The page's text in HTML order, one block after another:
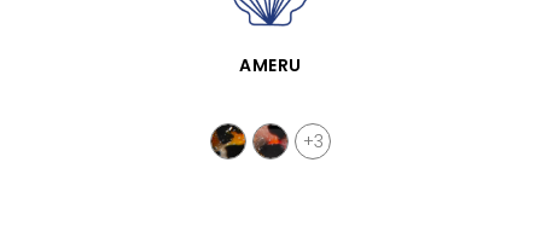
VISTA RÁPIDA
AMERU
+3